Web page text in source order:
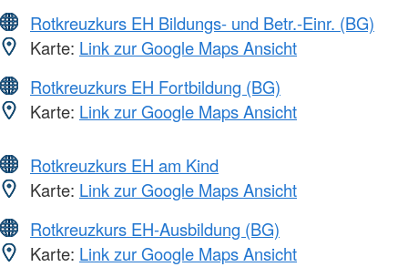
Rotkreuzkurs EH Bildungs- und Betr.-Einr. (BG)
Karte: Link zur Google Maps Ansicht
Rotkreuzkurs EH Fortbildung (BG)
Karte: Link zur Google Maps Ansicht
Rotkreuzkurs EH am Kind
Karte: Link zur Google Maps Ansicht
Rotkreuzkurs EH-Ausbildung (BG)
Karte: Link zur Google Maps Ansicht